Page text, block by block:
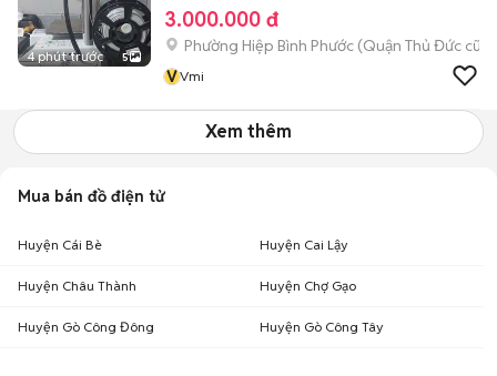
4 phút trước 5
3.000.000 đ
Phường Hiệp Bình Phước (Quận Thủ Đức cũ)
VVmi
Xem thêm
Mua bán đồ điện tử
Huyện Cái Bè Huyện Cai Lậy
Huyện Châu Thành Huyện Chợ Gạo
Huyện Gò Công Đông Huyện Gò Công Tây